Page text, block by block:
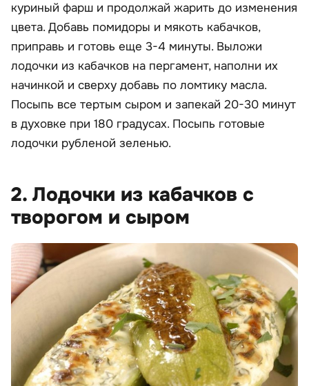
куриный фарш и продолжай жарить до изменения
цвета. Добавь помидоры и мякоть кабачков,
приправь и готовь еще 3-4 минуты. Выложи
лодочки из кабачков на пергамент, наполни их
начинкой и сверху добавь по ломтику масла.
Посыпь все тертым сыром и запекай 20-30 минут
в духовке при 180 градусах. Посыпь готовые
лодочки рубленой зеленью.
2. Лодочки из кабачков с
творогом и сыром